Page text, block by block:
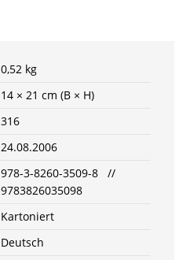
0,52 kg
14 × 21 cm (B × H)
316
24.08.2006
978-3-8260-3509-8 //
9783826035098
Kartoniert
Deutsch